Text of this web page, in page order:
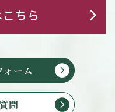
ちら
ーム
問